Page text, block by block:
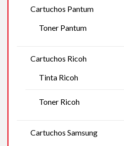
Cartuchos Pantum
Toner Pantum
Cartuchos Ricoh
Tinta Ricoh
Toner Ricoh
Cartuchos Samsung